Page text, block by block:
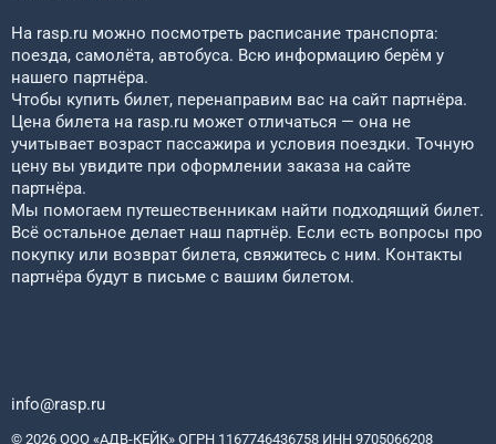
На rasp.ru можно посмотреть расписание транспорта:
поезда, самолёта, автобуса. Всю информацию берём у
нашего партнёра.
Чтобы купить билет, перенаправим вас на сайт партнёра.
Цена билета на rasp.ru может отличаться — она не
учитывает возраст пассажира и условия поездки. Точную
цену вы увидите при оформлении заказа на сайте
партнёра.
Мы помогаем путешественникам найти подходящий билет.
Всё остальное делает наш партнёр. Если есть вопросы про
покупку или возврат билета, свяжитесь с ним. Контакты
партнёра будут в письме с вашим билетом.
info@rasp.ru
© 2026 ООО «АДВ-КЕЙК» ОГРН 1167746436758 ИНН 9705066208